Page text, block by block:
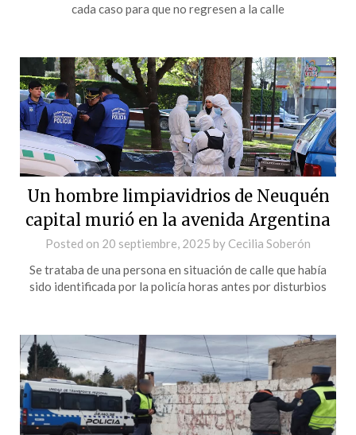
cada caso para que no regresen a la calle
Un hombre limpiavidrios de Neuquén
capital murió en la avenida Argentina
Posted on 20 septiembre, 2025 by Cecilia Soberón
Se trataba de una persona en situación de calle que había
sido identificada por la policía horas antes por disturbios